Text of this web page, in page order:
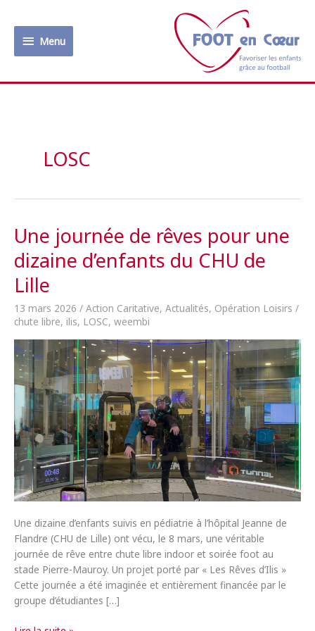
contenuMenu
Menu
LOSC
Une journée de rêves pour une
dizaine d’enfants du CHU de
Lille
13 mars 2026 / Action Caritative, Actualités, Opération Loisirs /
chute libre, ilis, LOSC, weembi
Une dizaine d’enfants suivis en pédiatrie à l’hôpital Jeanne de
Flandre (CHU de Lille) ont vécu, le 8 mars, une véritable
journée de rêve entre chute libre indoor et soirée foot au
stade Pierre-Mauroy. Un projet porté par « Les Rêves d’Ilis »
Cette journée a été imaginée et entièrement financée par le
groupe d’étudiantes […]